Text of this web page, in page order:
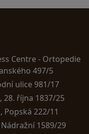
Centre - Ortopedie
497/5
ulice 981/17
28. října 1837/25
Popská 222/11
1589/29